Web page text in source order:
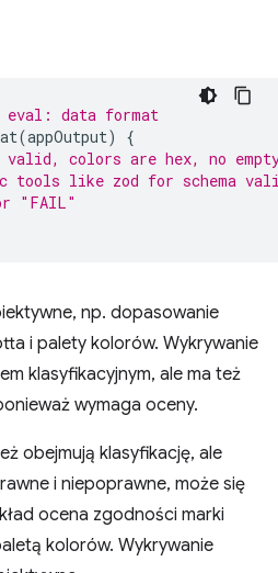
eval: data format
(appOutput)
{
valid, colors are hex, no
tools like zod for schema
"FAIL"
np. dopasowanie
i palety kolorów. Wykrywanie
klasyfikacyjnym, ale ma też
wymaga oceny.
obejmują klasyfikację, ale
i niepoprawne, może się
ocena zgodności marki
kolorów. Wykrywanie